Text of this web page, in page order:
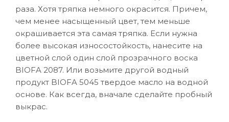
раза. Хотя тряпка немного окрасится. Причем,
чем менее насыщенный цвет, тем меньше
окрашивается эта самая тряпка. Если нужна
более высокая износостойкость, нанесите на
цветной слой один слой прозрачного воска
BIOFA 2087. Или возьмите другой водный
продукт BIOFA 5045 твердое масло на водной
основе. Как всегда, вначале сделайте пробный
выкрас.